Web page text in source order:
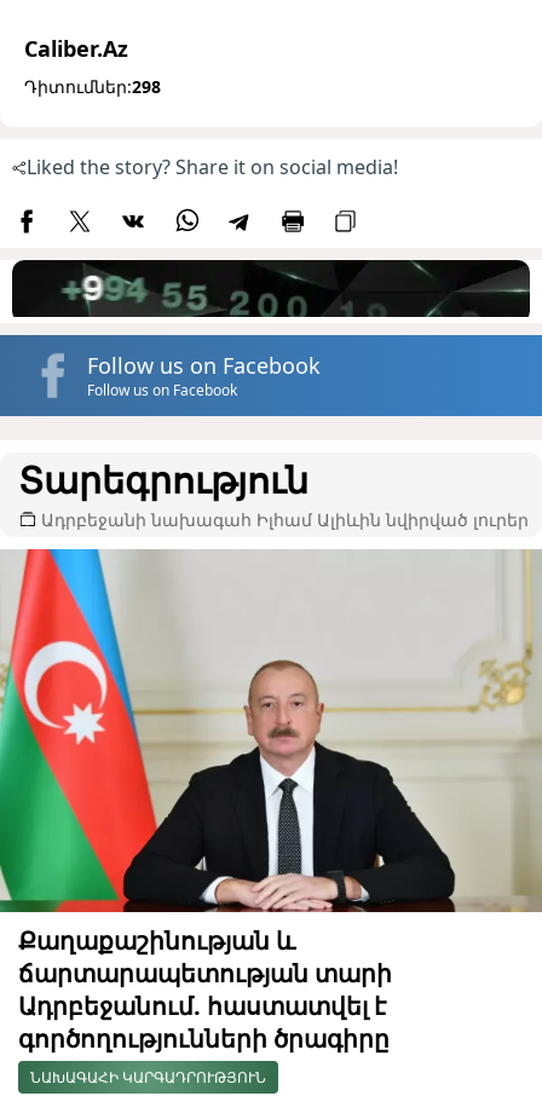
Caliber.Az
Դիտումներ:298
Liked the story? Share it on social media!
Follow us on Facebook
Follow us on Facebook
Տարեգրություն
Ադրբեջանի նախագահ Իլհամ Ալիևին նվիրված լուրեր
Քաղաքաշինության և
ճարտարապետության տարի
Ադրբեջանում. հաստատվել է
գործողությունների ծրագիրը
ՆԱԽԱԳԱՀԻ ԿԱՐԳԱԴՐՈՒԹՅՈՒՆ